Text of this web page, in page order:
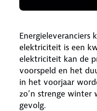
Energieleveranciers
elektriciteit is een
elektriciteit kan de
voorspeld en het
in het voorjaar
zo’n strenge winter
gevolg.